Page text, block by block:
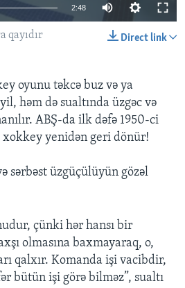
2:48
Direct link
qayıdır
oyunu təkcə buz və ya
həm də sualtında üzgəc və
ABŞ-da ilk dəfə 1950-ci
xokkey yenidən geri dönür!
sərbəst üzgüçülüyün gözəl
çünki hər hansı bir
olmasına baxmayaraq, o,
qalxır. Komanda işi vacibdir,
bütün işi görə bilməz”, sualtı